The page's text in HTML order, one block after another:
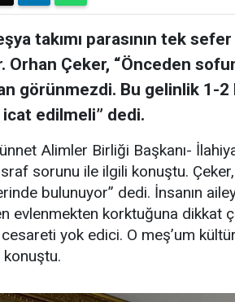
takımı parasının tek
Orhan Çeker, “Önceden
görünmezdi. Bu gelinlik 1-
edilmeli” dedi.
Alimler Birliği Başkanı-
sorunu ile ilgili konuştu. Çeker,
bulunuyor” dedi. İnsanın
evlenmekten korktuğuna dikkat
yok edici. O meş’um